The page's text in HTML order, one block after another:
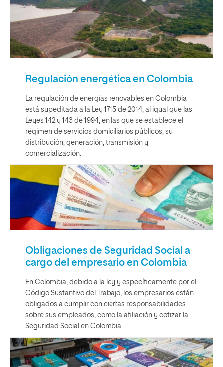
Regulación energética en Colombia
La regulación de energías renovables en Colombia
está supeditada a la Ley 1715 de 2014, al igual que las
Leyes 142 y 143 de 1994, en las que se establece el
régimen de servicios domiciliarios públicos, su
distribución, generación, transmisión y
comercialización.
Obligaciones de Seguridad Social a
cargo del empresario en Colombia
En Colombia, debido a la ley y específicamente por el
Código Sustantivo del Trabajo, los empresarios están
obligados a cumplir con ciertas responsabilidades
sobre sus empleados, como la afiliación y cotizar la
Seguridad Social en Colombia.